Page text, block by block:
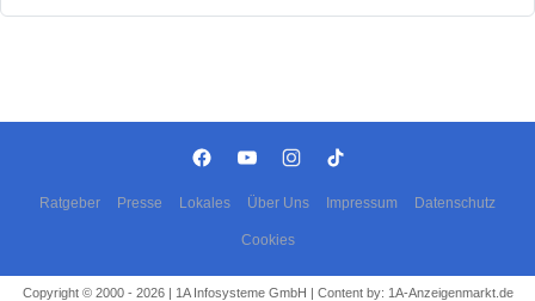
Ratgeber Presse Lokales Über Uns Impressum Datenschutz
Cookies
Copyright © 2000 - 2026 | 1A Infosysteme GmbH | Content by: 1A-Anzeigenmarkt.de